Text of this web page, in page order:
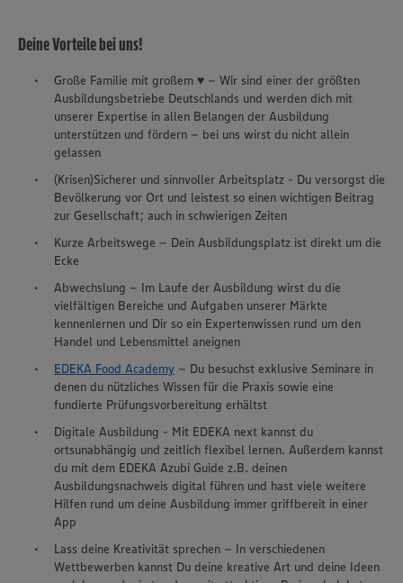
Deine Vorteile bei uns!
Große Familie mit großem ♥ – Wir sind einer der größten
Ausbildungsbetriebe Deutschlands und werden dich mit
unserer Expertise in allen Belangen der Ausbildung
unterstützen und fördern – bei uns wirst du nicht allein
gelassen
(Krisen)Sicherer und sinnvoller Arbeitsplatz - Du versorgst die
Bevölkerung vor Ort und leistest so einen wichtigen Beitrag
zur Gesellschaft; auch in schwierigen Zeiten
Kurze Arbeitswege – Dein Ausbildungsplatz ist direkt um die
Ecke
Abwechslung – Im Laufe der Ausbildung wirst du die
vielfältigen Bereiche und Aufgaben unserer Märkte
kennenlernen und Dir so ein Expertenwissen rund um den
Handel und Lebensmittel aneignen
EDEKA Food Academy – Du besuchst exklusive Seminare in
denen du nützliches Wissen für die Praxis sowie eine
fundierte Prüfungsvorbereitung erhältst
Digitale Ausbildung - Mit EDEKA next kannst du
ortsunabhängig und zeitlich flexibel lernen. Außerdem kannst
du mit dem EDEKA Azubi Guide z.B. deinen
Ausbildungsnachweis digital führen und hast viele weitere
Hilfen rund um deine Ausbildung immer griffbereit in einer
App
Lass deine Kreativität sprechen – In verschiedenen
Wettbewerben kannst Du deine kreative Art und deine Ideen